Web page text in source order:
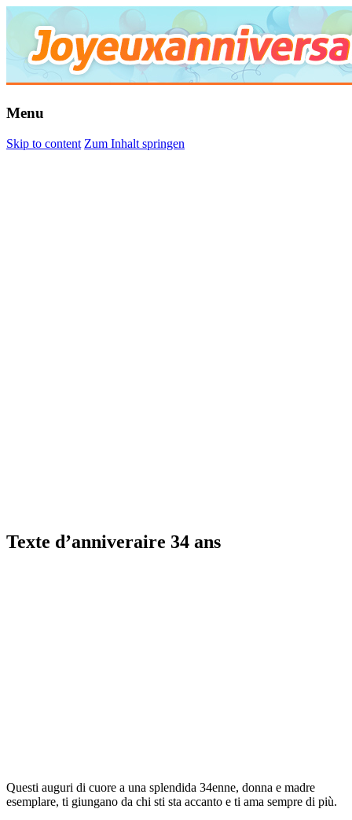
Menu
Skip to content Zum Inhalt springen
Texte d’anniveraire 34 ans
Questi auguri di cuore a una splendida 34enne, donna e madre
esemplare, ti giungano da chi sti sta accanto e ti ama sempre di più.